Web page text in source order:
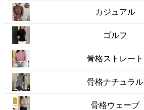
カジュアル
ゴルフ
骨格ストレート
骨格ナチュラル
骨格ウェーブ